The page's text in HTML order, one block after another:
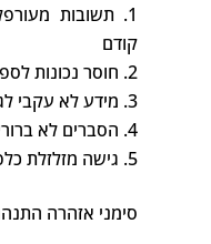
תשובות
קודם
חוסר נכונות
מידע לא עקבי
הסברים לא
גישה מזלזלת
סימני אזהרה